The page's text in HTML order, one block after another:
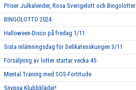
Priser Julkalender, Rosa Sverigelott och Bingolotter
BINGOLOTTO 2024
Halloween-Disco på fredag 1/11
Sista inlämningsdag för Delikatesskungen 3/11
Försäljning av lotter startar vecka 45
Mental Träning med SOS-Fortitude
Snygga Klubbkläder!